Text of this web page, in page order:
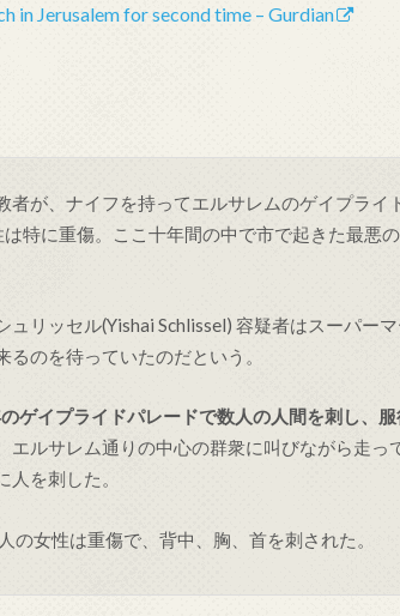
in Jerusalem for second time – Gurdian
者が、ナイフを持ってエルサレムのゲイプライ
特に重傷。ここ十年間の中で市で起きた最悪
ュリッセル(Yishai Schlissel) 容疑者はスーパー
のを待っていたのだという。
ゲイプライドパレードで数人の人間を刺し、
エルサレム通りの中心の群衆に叫びながら走っ
を刺した。
の女性は重傷で、背中、胸、首を刺された。